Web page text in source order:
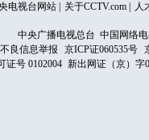
电视台网站 关于CCTV.com 人
中央广播电视总台 中国网络
良信息举报
京ICP证060535号
证号 0102004 新出网证（京）